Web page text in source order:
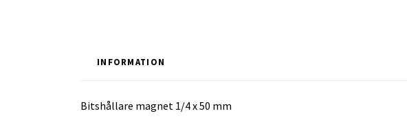
INFORMATION
Bitshållare magnet 1/4 x 50 mm